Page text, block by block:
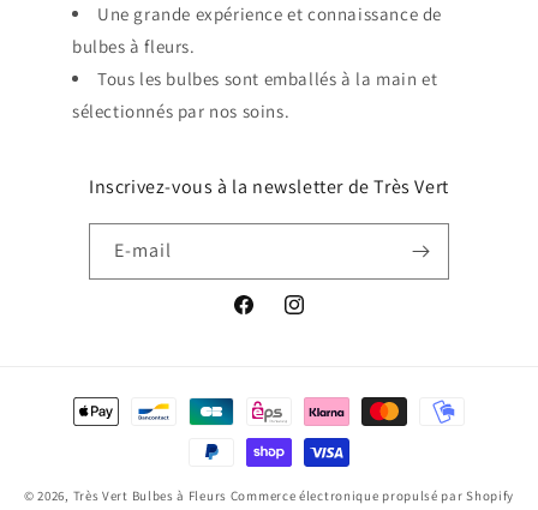
Une grande expérience et connaissance de
bulbes à fleurs.
Tous les bulbes sont emballés à la main et
sélectionnés par nos soins.
Inscrivez-vous à la newsletter de Très Vert
E-mail
FacebookInstagram
Moyens
© 2026, Très Vert Bulbes à Fleurs Commerce électronique propulsé par Shopify